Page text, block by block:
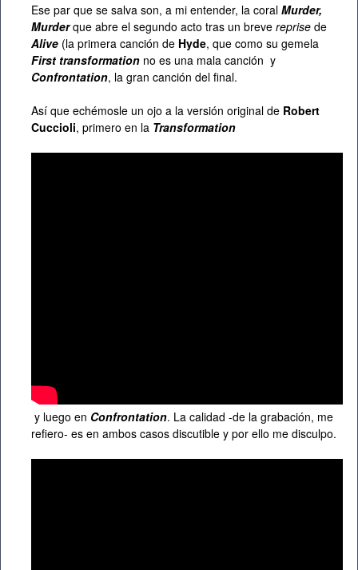
Ese par que se salva son, a mi entender, la coral Murder,
Murderque abre el segundo acto tras un breve reprise de
Alive (la primera canción de Hyde, que como su gemela
First transformation no es una mala canción y
Confrontation, la gran canción del final.
Así que echémosle un ojo a la versión original de Robert
Cuccioli, primero en la Transformation
y luego en Confrontation. La calidad -de la grabación, me
refiero- es en ambos casos discutible y por ello me disculpo.